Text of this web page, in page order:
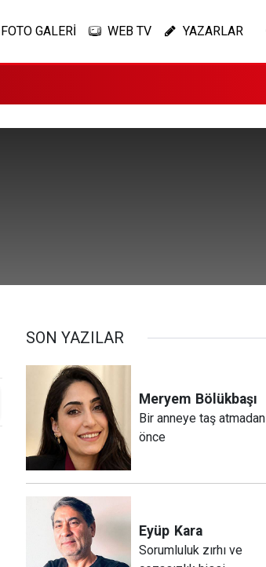
FOTO GALERİ WEB TV YAZARLAR
SON YAZILAR
Meryem Bölükbaşı
Bir anneye taş atmadan
önce
Eyüp Kara
Sorumluluk zırhı ve